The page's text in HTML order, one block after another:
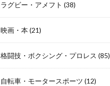
ラグビー・アメフト (38)
映画・本 (21)
格闘技・ボクシング・プロレス (85)
自転車・モータースポーツ (12)